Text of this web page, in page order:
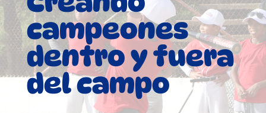
campeones
dentro y fuera
del campo